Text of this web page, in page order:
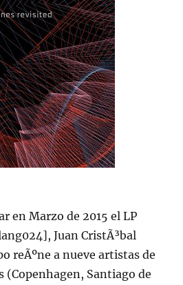
en Marzo de 2015 el LP
Juan CristÃ³bal
reÃºne a nueve artistas de
(Copenhagen, Santiago de